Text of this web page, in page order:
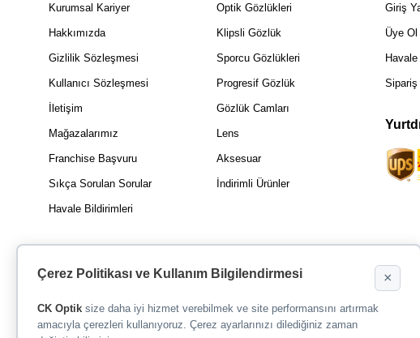
Kurumsal Kariyer
Hakkımızda
Gizlilik Sözleşmesi
Kullanıcı Sözleşmesi
İletişim
Mağazalarımız
Franchise Başvuru
Sıkça Sorulan Sorular
Havale Bildirimleri
Optik Gözlükleri
Klipsli Gözlük
Sporcu Gözlükleri
Progresif Gözlük
Gözlük Camları
Lens
Aksesuar
İndirimli Ürünler
Giriş
Üye Ol
Sipariş
Çerez Politikası ve Kullanım Bilgilendirmesi ×
CK Optik size daha iyi hizmet verebilmek ve site performansını artırmak
amacıyla çerezleri kullanıyoruz. Çerez ayarlarınızı dilediğiniz zaman